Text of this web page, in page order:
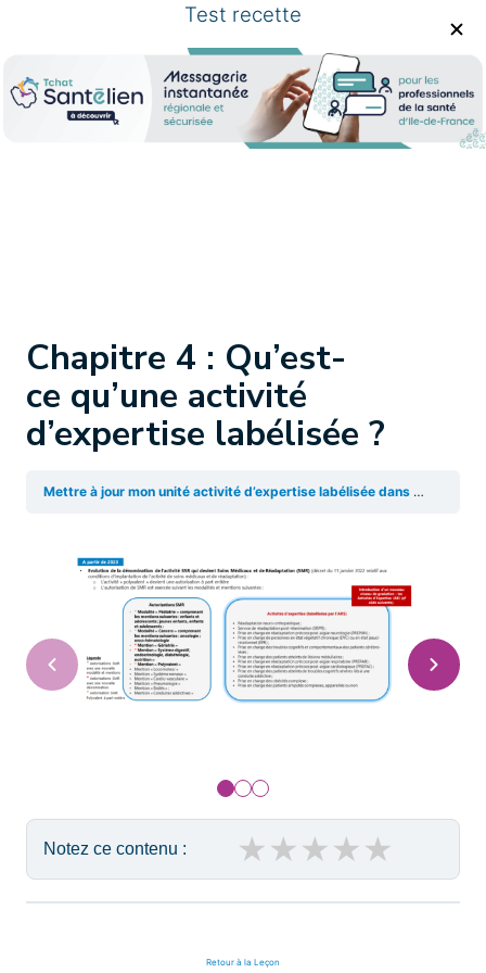
Test recette
Chapitre 4 : Qu’est-
ce qu’une activité
d’expertise labélisée ?
Mettre à jour mon unité activité d’expertise labélisée dans ViaTrajectoire
Notez ce contenu : ★
★
★
★
★
Retour à la Leçon